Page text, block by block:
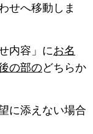
せへ移動しま
内容」にお名
の部のどちらか
に添えない場合